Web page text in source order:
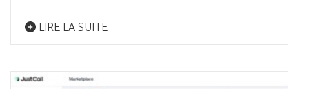
LIRE LA SUITE